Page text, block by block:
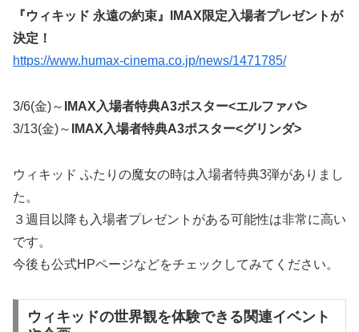
『ウィキッド 永遠の約束』IMAX限定入場者プレゼントが
決定！
https://www.humax-cinema.co.jp/news/1471785/
3/6(金)～ IMAX入場者特典A3ポスター<エルファバ>
3/13(金)～ IMAX入場者特典A3ポスター<グリンダ>
ウィキッド ふたりの魔女の時は入場者特典3弾がありまし
た。
３週目以降も入場者プレゼントがある可能性は非常に高い
です。
今後も公式HPページなどをチェックしてみてください。
ウィキッドの世界観を体験できる関連イベント